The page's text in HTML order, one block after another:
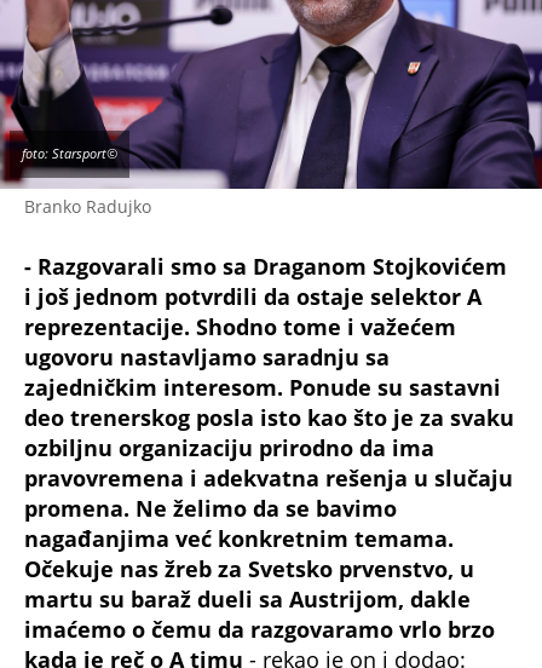
Branko Radujko
foto: Starsport©
i još jednom potvrdili da ostaje selektor A
reprezentacije. Shodno tome i važećem
ugovoru nastavljamo saradnju sa
zajedničkim interesom. Ponude su sastavni
deo trenerskog posla isto kao što je za svaku
ozbiljnu organizaciju prirodno da ima
pravovremena i adekvatna rešenja u slučaju
promena. Ne želimo da se bavimo
nagađanjima već konkretnim temama.
Očekuje nas žreb za Svetsko prvenstvo, u
martu su baraž dueli sa Austrijom, dakle
imaćemo o čemu da razgovaramo vrlo brzo
kada je reč o A timu - rekao je on i dodao: